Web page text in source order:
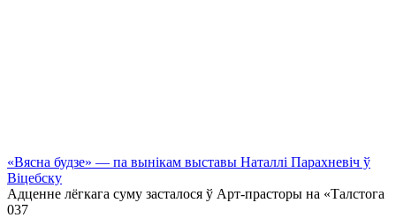
«Вясна будзе» — па вынікам выставы Наталлі Парахневіч ў
Віцебску
Адценне лёгкага суму засталося ў Арт-прасторы на «Талстога
037